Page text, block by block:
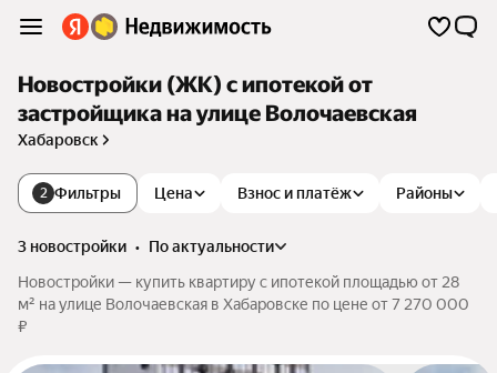
Новостройки (ЖК) с ипотекой от
застройщика на улице Волочаевская
Хабаровск
2 Фильтры Цена Взнос и платёж Районы
3 новостройки •
по актуальности
Новостройки — купить квартиру с ипотекой площадью от 28
м² на улице Волочаевская в Хабаровске по цене от 7 270 000
₽